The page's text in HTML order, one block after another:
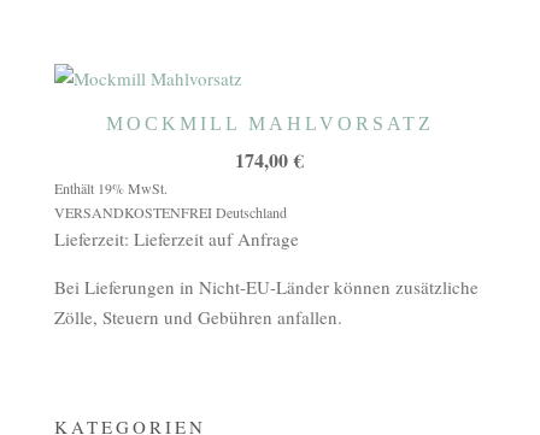
MOCKMILL MAHLVORSATZ
174,00€
Enthält 19% MwSt.
VERSANDKOSTENFREI Deutschland
Lieferzeit: Lieferzeit auf Anfrage
Bei Lieferungen in Nicht-EU-Länder können zusätzliche
Zölle, Steuern und Gebühren anfallen.
KATEGORIEN